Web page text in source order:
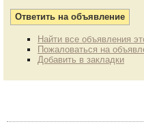
Найти все объявления
Пожаловаться на
Добавить в закладки